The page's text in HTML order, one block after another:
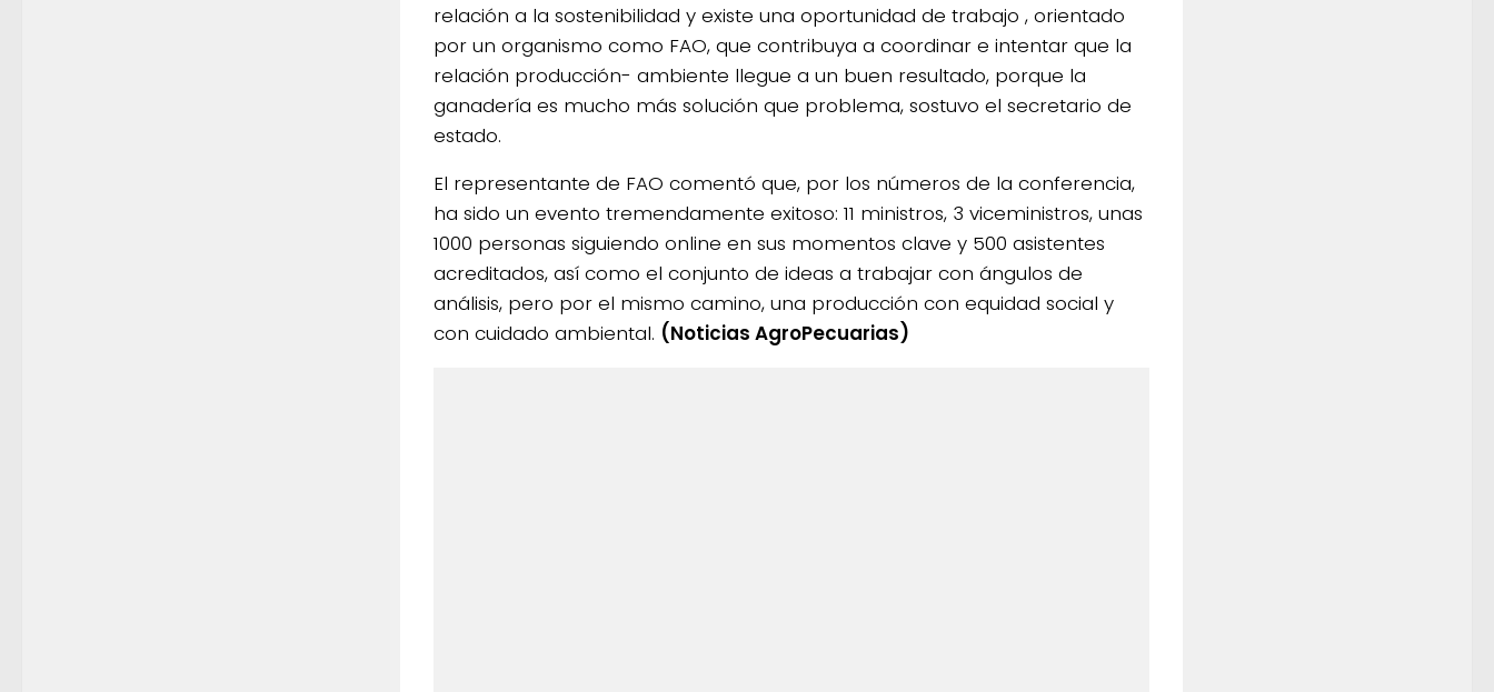
relación a la sostenibilidad y existe una oportunidad de trabajo , orientado
por un organismo como FAO, que contribuya a coordinar e intentar que la
relación producción- ambiente llegue a un buen resultado, porque la
ganadería es mucho más solución que problema, sostuvo el secretario de
estado.
El representante de FAO comentó que, por los números de la conferencia,
ha sido un evento tremendamente exitoso: 11 ministros, 3 viceministros, unas
1000 personas siguiendo online en sus momentos clave y 500 asistentes
acreditados, así como el conjunto de ideas a trabajar con ángulos de
análisis, pero por el mismo camino, una producción con equidad social y
con cuidado ambiental. (Noticias AgroPecuarias)